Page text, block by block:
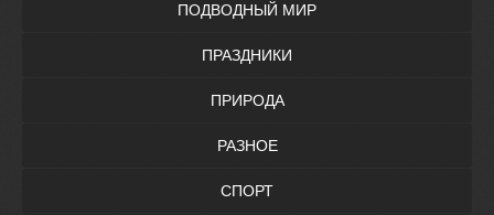
ПОДВОДНЫЙ МИР
ПРАЗДНИКИ
ПРИРОДА
РАЗНОЕ
СПОРТ